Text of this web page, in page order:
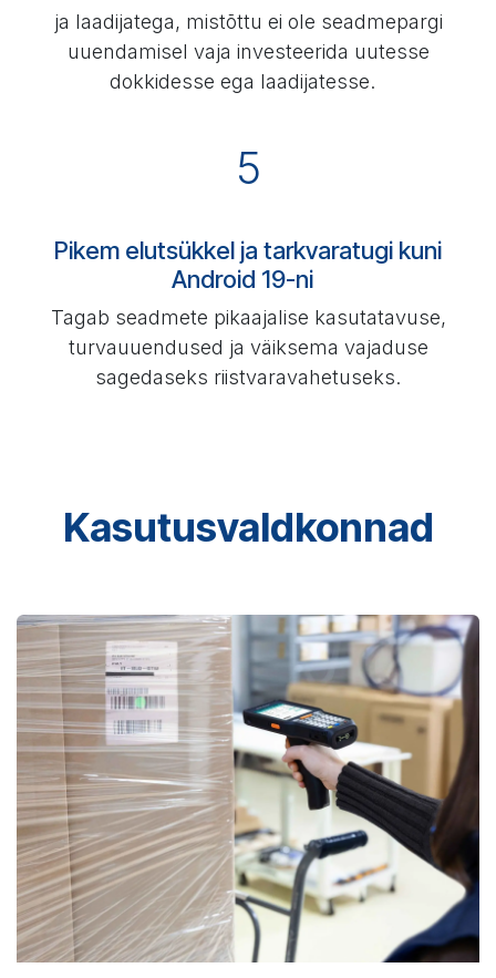
ja laadijatega, mistõttu ei ole seadmepargi
uuendamisel vaja investeerida uutesse
dokkidesse ega laadijatesse.
5
Pikem elutsükkel ja tarkvaratugi kuni
Android 19-ni
Tagab seadmete pikaajalise kasutatavuse,
turvauuendused ja väiksema vajaduse
sagedaseks riistvaravahetuseks.
Kasutusvaldkonnad